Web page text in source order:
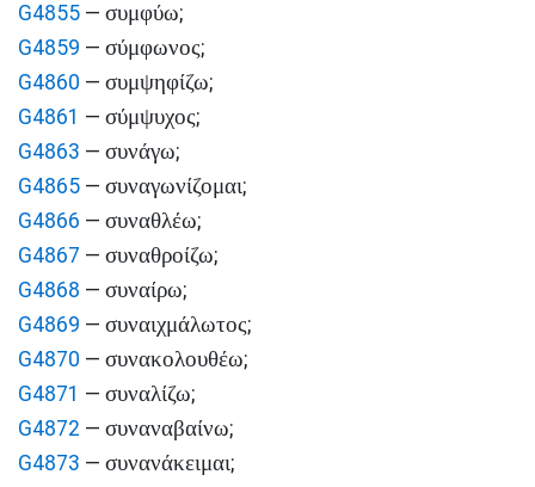
G4855 — συμφύω;
G4859 — σύμφωνος;
G4860 — συμψηφίζω;
G4861 — σύμψυχος;
G4863 — συνάγω;
G4865 — συναγωνίζομαι;
G4866 — συναθλέω;
G4867 — συναθροίζω;
G4868 — συναίρω;
G4869 — συναιχμάλωτος;
G4870 — συνακολουθέω;
G4871 — συναλίζω;
G4872 — συναναβαίνω;
G4873 — συνανάκειμαι;